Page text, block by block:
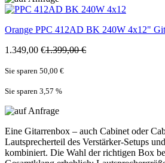
Orange PPC 412AD BK 240W 4x12"
1.349,00 €1.399,00 €
Sie sparen 50,00 €
Sie sparen 3,57 %
Eine Gitarrenbox – auch Cabinet oder
Lautsprecherteil des Verstärker-Setups
kombiniert. Die Wahl der richtigen Box